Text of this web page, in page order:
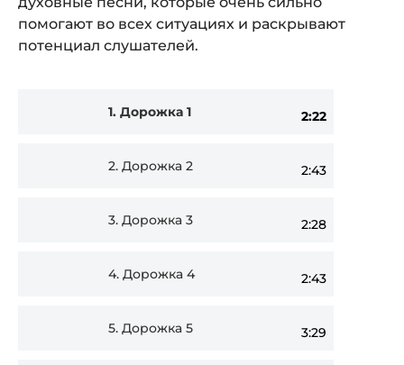
помогают во всех ситуациях и раскрывают
потенциал слушателей.
1. Дорожка 1 2:22
2. Дорожка 2 2:43
3. Дорожка 3 2:28
4. Дорожка 4 2:43
5. Дорожка 5 3:29